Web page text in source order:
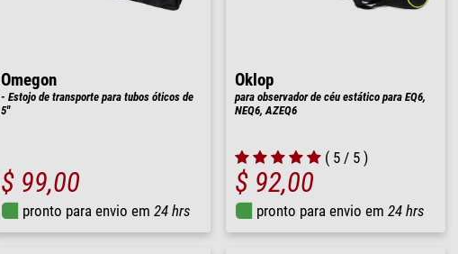
Omegon
- Estojo de transporte para tubos óticos de
5''
$ 99,00
pronto para envio em 24 hrs
Oklop
para observador de céu estático para EQ6,
NEQ6, AZEQ6
( 5 / 5 )
$ 92,00
pronto para envio em 24 hrs